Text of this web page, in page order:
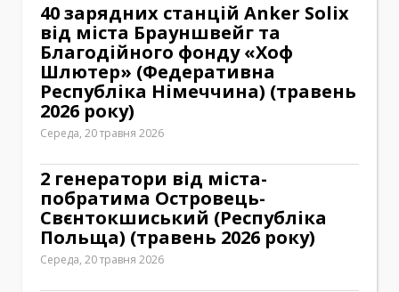
40 зарядних станцій Anker Solix
від міста Брауншвейг та
Благодійного фонду «Хоф
Шлютер» (Федеративна
Республіка Німеччина) (травень
2026 року)
Середа, 20 травня 2026
2 генератори від міста-
побратима Островець-
Свєнтокшиський (Республіка
Польща) (травень 2026 року)
Середа, 20 травня 2026